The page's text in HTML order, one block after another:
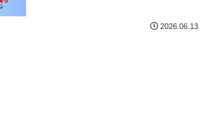
2026.06.13